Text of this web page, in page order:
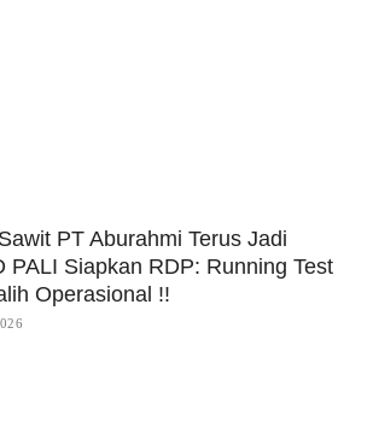
PT Aburahmi Terus Jadi
PALI Siapkan RDP: Running Test
Operasional !!